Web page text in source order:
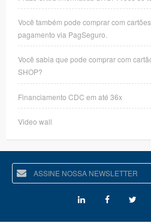
Você também pode comprar com
pagamento via PagSeguro.
Você sabia que pode comprar com
SHOP?
Financiamento CDC em até 36x
Video wall